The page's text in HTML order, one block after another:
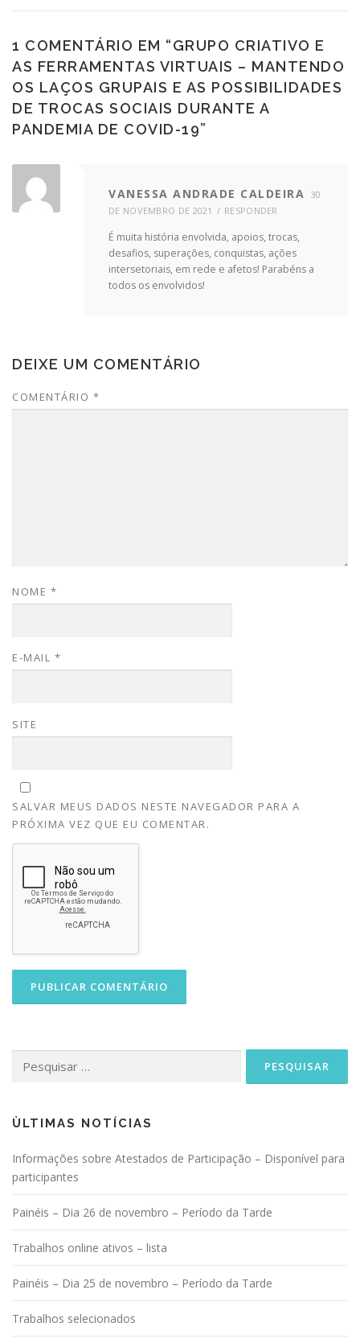
1 COMENTÁRIO EM “GRUPO CRIATIVO E
AS FERRAMENTAS VIRTUAIS – MANTENDO
OS LAÇOS GRUPAIS E AS POSSIBILIDADES
DE TROCAS SOCIAIS DURANTE A
PANDEMIA DE COVID-19”
VANESSA ANDRADE CALDEIRA 30
DE NOVEMBRO DE 2021
RESPONDER
É muita história envolvida, apoios, trocas,
desafios, superações, conquistas, ações
intersetoriais, em rede e afetos! Parabéns a
todos os envolvidos!
DEIXE UM COMENTÁRIO
COMENTÁRIO *
NOME *
E-MAIL *
SITE
SALVAR MEUS DADOS NESTE NAVEGADOR PARA A
PRÓXIMA VEZ QUE EU COMENTAR.
por:
ÙLTIMAS NOTÍCIAS
Informações sobre Atestados de Participação – Disponível para
participantes
Painéis – Dia 26 de novembro – Período da Tarde
Trabalhos online ativos – lista
Painéis – Dia 25 de novembro – Período da Tarde
Trabalhos selecionados